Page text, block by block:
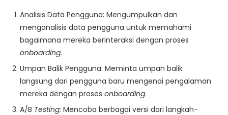
Analisis Data Pengguna: Mengumpulkan dan
menganalisis data pengguna untuk memahami
bagaimana mereka berinteraksi dengan proses
onboarding.
Umpan Balik Pengguna: Meminta umpan balik
langsung dari pengguna baru mengenai pengalaman
mereka dengan proses onboarding.
A/B Testing: Mencoba berbagai versi dari langkah-